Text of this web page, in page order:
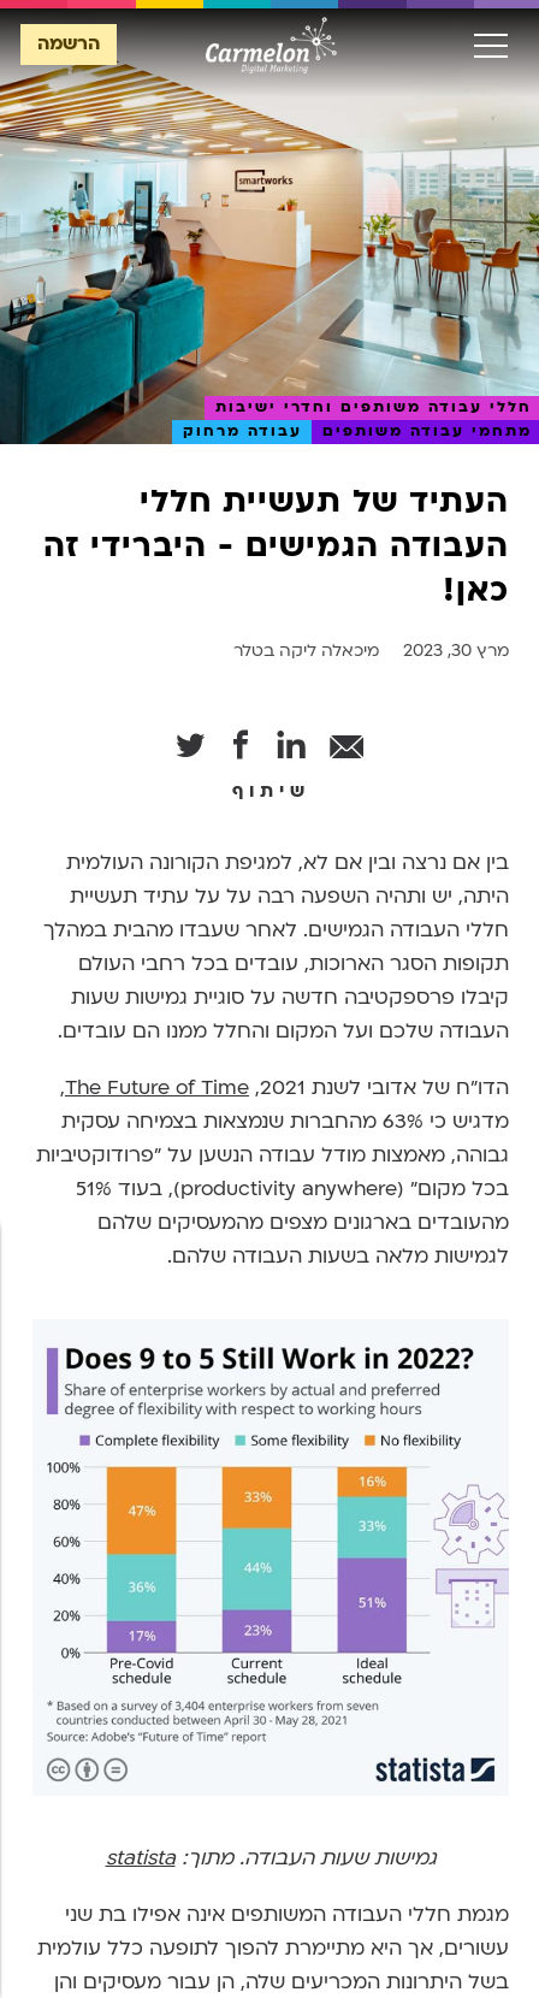
הרשמה
הרשמה
חללי עבודה משותפים וחדרי ישיבות
מתחמי עבודה משותפים
עבודה מרחוק
העתיד של תעשיית חללי
העבודה הגמישים - היברידי זה
כאן!
מרץ 30, 2023 מיכאלה ליקה בטלר
שיתוף
בין אם נרצה ובין אם לא, למגיפת הקורונה העולמית
היתה, יש ותהיה השפעה רבה על על עתיד תעשיית
חללי העבודה הגמישים. לאחר שעבדו מהבית במהלך
תקופות הסגר הארוכות, עובדים בכל רחבי העולם
קיבלו פרספקטיבה חדשה על סוגיית גמישות שעות
העבודה שלכם ועל המקום והחלל ממנו הם עובדים.
הדו"ח של אדובי לשנת 2021, The Future of Time
,
מדגיש כי 63% מהחברות שנמצאות בצמיחה עסקית
גבוהה, מאמצות מודל עבודה הנשען על "פרודוקטיביות
בכל מקום" (productivity anywhere), בעוד 51%
מהעובדים בארגונים מצפים מהמעסיקים שלהם
לגמישות מלאה בשעות העבודה שלהם.
גמישות שעות העבודה. מתוך:statista
מגמת חללי העבודה המשותפים אינה אפילו בת שני
עשורים, אך היא מתיימרת להפוך לתופעה כלל עולמית
בשל היתרונות המכריעים שלה, הן עבור מעסיקים והן